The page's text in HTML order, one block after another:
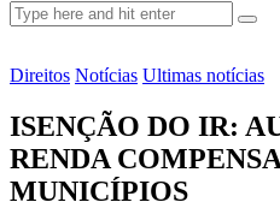
Direitos Notícias Ultimas notícias
ISENÇÃO DO IR:
RENDA
MUNICÍPIOS